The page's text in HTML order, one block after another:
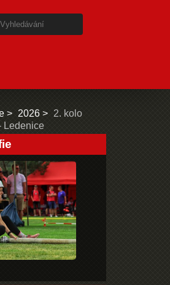
2026
2. kolo
Ledenice